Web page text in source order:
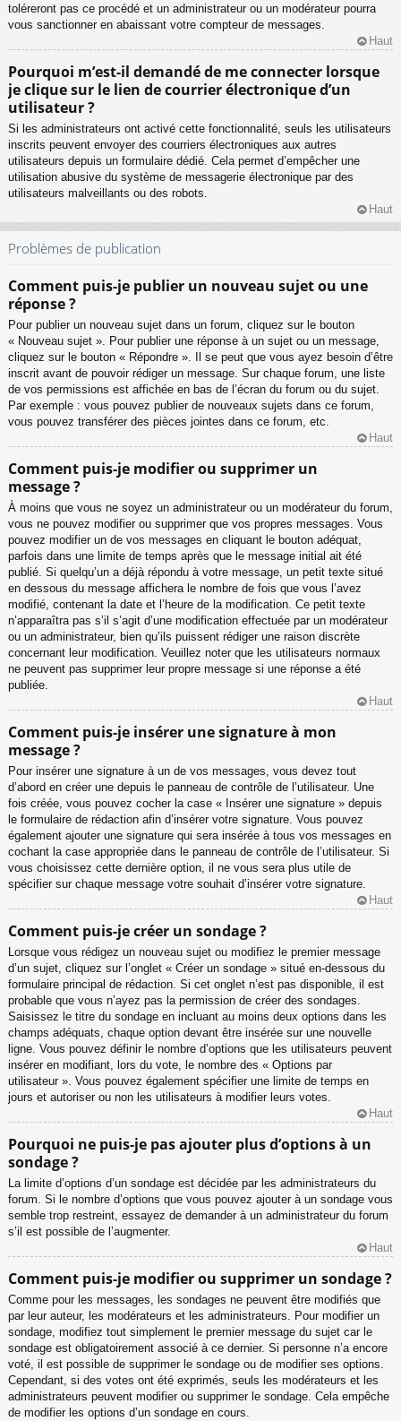
toléreront pas ce procédé et un administrateur ou un modérateur pourra
vous sanctionner en abaissant votre compteur de messages.
Haut
Pourquoi m’est-il demandé de me connecter lorsque
je clique sur le lien de courrier électronique d’un
utilisateur ?
Si les administrateurs ont activé cette fonctionnalité, seuls les utilisateurs
inscrits peuvent envoyer des courriers électroniques aux autres
utilisateurs depuis un formulaire dédié. Cela permet d’empêcher une
utilisation abusive du système de messagerie électronique par des
utilisateurs malveillants ou des robots.
Haut
Problèmes de publication
Comment puis-je publier un nouveau sujet ou une
réponse ?
Pour publier un nouveau sujet dans un forum, cliquez sur le bouton
« Nouveau sujet ». Pour publier une réponse à un sujet ou un message,
cliquez sur le bouton « Répondre ». Il se peut que vous ayez besoin d’être
inscrit avant de pouvoir rédiger un message. Sur chaque forum, une liste
de vos permissions est affichée en bas de l’écran du forum ou du sujet.
Par exemple : vous pouvez publier de nouveaux sujets dans ce forum,
vous pouvez transférer des pièces jointes dans ce forum, etc.
Haut
Comment puis-je modifier ou supprimer un
message ?
À moins que vous ne soyez un administrateur ou un modérateur du forum,
vous ne pouvez modifier ou supprimer que vos propres messages. Vous
pouvez modifier un de vos messages en cliquant le bouton adéquat,
parfois dans une limite de temps après que le message initial ait été
publié. Si quelqu’un a déjà répondu à votre message, un petit texte situé
en dessous du message affichera le nombre de fois que vous l’avez
modifié, contenant la date et l’heure de la modification. Ce petit texte
n’apparaîtra pas s’il s’agit d’une modification effectuée par un modérateur
ou un administrateur, bien qu’ils puissent rédiger une raison discrète
concernant leur modification. Veuillez noter que les utilisateurs normaux
ne peuvent pas supprimer leur propre message si une réponse a été
publiée.
Haut
Comment puis-je insérer une signature à mon
message ?
Pour insérer une signature à un de vos messages, vous devez tout
d’abord en créer une depuis le panneau de contrôle de l’utilisateur. Une
fois créée, vous pouvez cocher la case « Insérer une signature » depuis
le formulaire de rédaction afin d’insérer votre signature. Vous pouvez
également ajouter une signature qui sera insérée à tous vos messages en
cochant la case appropriée dans le panneau de contrôle de l’utilisateur. Si
vous choisissez cette dernière option, il ne vous sera plus utile de
spécifier sur chaque message votre souhait d’insérer votre signature.
Haut
Comment puis-je créer un sondage ?
Lorsque vous rédigez un nouveau sujet ou modifiez le premier message
d’un sujet, cliquez sur l’onglet « Créer un sondage » situé en-dessous du
formulaire principal de rédaction. Si cet onglet n’est pas disponible, il est
probable que vous n’ayez pas la permission de créer des sondages.
Saisissez le titre du sondage en incluant au moins deux options dans les
champs adéquats, chaque option devant être insérée sur une nouvelle
ligne. Vous pouvez définir le nombre d’options que les utilisateurs peuvent
insérer en modifiant, lors du vote, le nombre des « Options par
utilisateur ». Vous pouvez également spécifier une limite de temps en
jours et autoriser ou non les utilisateurs à modifier leurs votes.
Haut
Pourquoi ne puis-je pas ajouter plus d’options à un
sondage ?
La limite d’options d’un sondage est décidée par les administrateurs du
forum. Si le nombre d’options que vous pouvez ajouter à un sondage vous
semble trop restreint, essayez de demander à un administrateur du forum
s’il est possible de l’augmenter.
Haut
Comment puis-je modifier ou supprimer un sondage ?
Comme pour les messages, les sondages ne peuvent être modifiés que
par leur auteur, les modérateurs et les administrateurs. Pour modifier un
sondage, modifiez tout simplement le premier message du sujet car le
sondage est obligatoirement associé à ce dernier. Si personne n’a encore
voté, il est possible de supprimer le sondage ou de modifier ses options.
Cependant, si des votes ont été exprimés, seuls les modérateurs et les
administrateurs peuvent modifier ou supprimer le sondage. Cela empêche
de modifier les options d’un sondage en cours.